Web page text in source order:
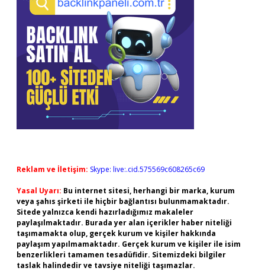
Reklam ve İletişim: Skype: live:.cid.575569c608265c69
Yasal Uyarı: Bu internet sitesi, herhangi bir marka, kurum
veya şahıs şirketi ile hiçbir bağlantısı bulunmamaktadır.
Sitede yalnızca kendi hazırladığımız makaleler
paylaşılmaktadır. Burada yer alan içerikler haber niteliği
taşımamakta olup, gerçek kurum ve kişiler hakkında
paylaşım yapılmamaktadır. Gerçek kurum ve kişiler ile isim
benzerlikleri tamamen tesadüfidir. Sitemizdeki bilgiler
taslak halindedir ve tavsiye niteliği taşımazlar.